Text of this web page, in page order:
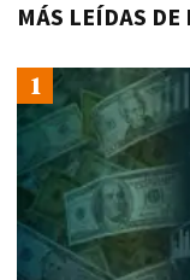
MÁS LEÍDAS